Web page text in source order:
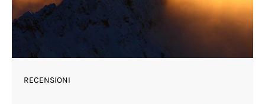
RECENSIONI